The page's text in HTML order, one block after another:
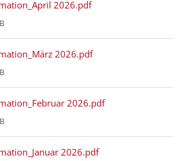
2026.pdf
2026.pdf
2026.pdf
2026.pdf